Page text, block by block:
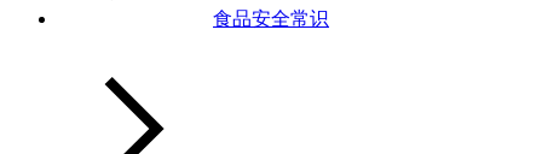
食品安全常识